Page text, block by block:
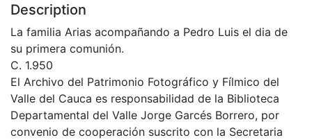
Description
La familia Arias acompañando a Pedro Luis el dia de
su primera comunión.
C. 1.950
El Archivo del Patrimonio Fotográfico y Fílmico del
Valle del Cauca es responsabilidad de la Biblioteca
Departamental del Valle Jorge Garcés Borrero, por
convenio de cooperación suscrito con la Secretaria